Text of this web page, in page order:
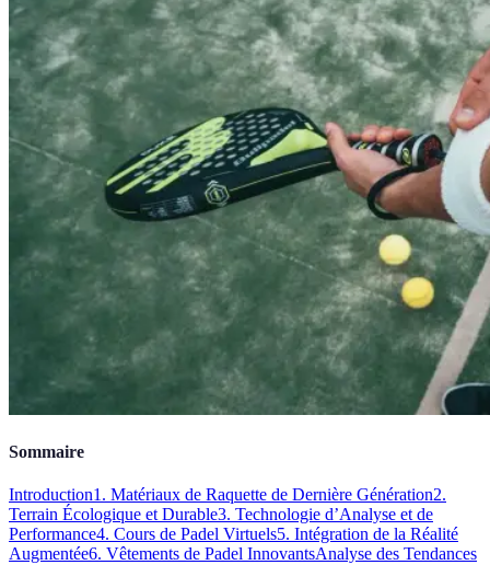
Sommaire
Introduction1. Matériaux de Raquette de Dernière Génération2.
Terrain Écologique et Durable3. Technologie d’Analyse et de
Performance4. Cours de Padel Virtuels5. Intégration de la Réalité
Augmentée6. Vêtements de Padel InnovantsAnalyse des Tendances